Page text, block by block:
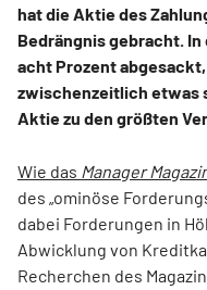
hat die Aktie des
Bedrängnis gebracht.
acht Prozent
zwischenzeitlich etwas
Aktie zu den größten
Wie das Manager
des „ominöse
dabei Forderungen in
Abwicklung von
Recherchen des